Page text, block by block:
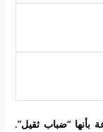
“ضباب ثقيل”.